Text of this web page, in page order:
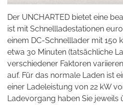
Der UNCHARTED bietet eine
ist mit Schnellladestationen
einem DC-Schnelllader mit 150
etwa 30 Minuten (tatsächliche
verschiedener Faktoren
auf. Für das normale Laden ist
einer Ladeleistung von 22 kW
Ladevorgang haben Sie jeweils